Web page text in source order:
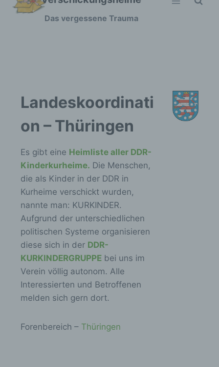
Zum
Das vergessene Trauma
Landeskoordinati
on – Thüringen
Es gibt eine Heimliste aller DDR-
Kinderkurheime. Die Menschen,
die als Kinder in der DDR in
Kurheime verschickt wurden,
nannte man: KURKINDER.
Aufgrund der unterschiedlichen
politischen Systeme organisieren
diese sich in der DDR-
KURKINDERGRUPPE bei uns im
Verein völlig autonom. Alle
Interessierten und Betroffenen
melden sich gern dort.
Forenbereich – Thüringen